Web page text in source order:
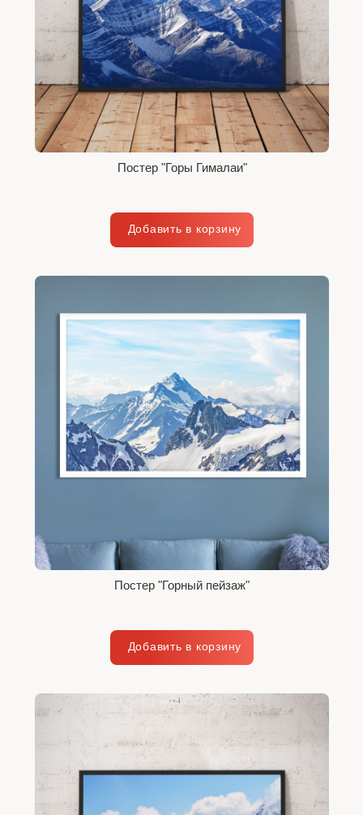
Постер "Горы Гималаи"
Постер "Горный пейзаж"